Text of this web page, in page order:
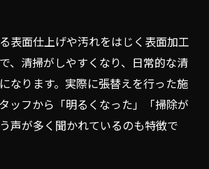
表面仕上げや汚れをはじく表面加工
、清掃がしやすくなり、日常的な清
なります。実際に張替えを行った施
ッフから「明るくなった」「掃除が
声が多く聞かれているのも特徴で